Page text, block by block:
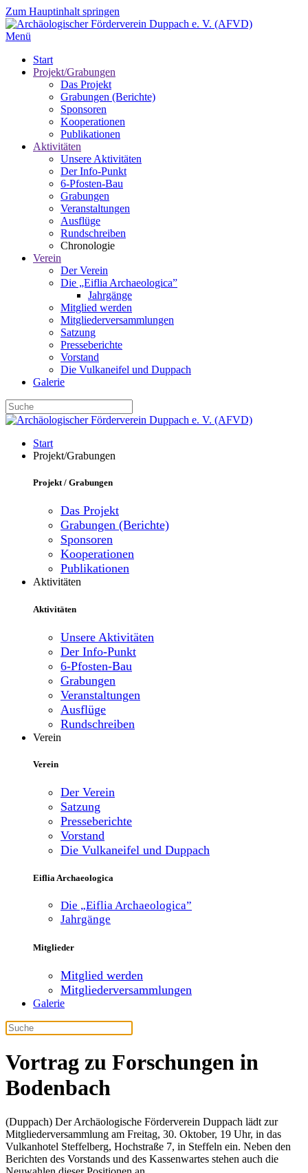
Zum Hauptinhalt springen
Menü
Start
Projekt/Grabungen
Das Projekt
Grabungen (Berichte)
Sponsoren
Kooperationen
Publikationen
Aktivitäten
Unsere Aktivitäten
Der Info-Punkt
6-Pfosten-Bau
Grabungen
Veranstaltungen
Ausflüge
Rundschreiben
Chronologie
Verein
Der Verein
Die „Eiflia Archaeologica”
Jahrgänge
Mitglied werden
Mitgliederversammlungen
Satzung
Presseberichte
Vorstand
Die Vulkaneifel und Duppach
Galerie
Start
Projekt/Grabungen
Projekt / Grabungen
Das Projekt
Grabungen (Berichte)
Sponsoren
Kooperationen
Publikationen
Aktivitäten
Aktivitäten
Unsere Aktivitäten
Der Info-Punkt
6-Pfosten-Bau
Grabungen
Veranstaltungen
Ausflüge
Rundschreiben
Verein
Verein
Der Verein
Satzung
Presseberichte
Vorstand
Die Vulkaneifel und Duppach
Eiflia Archaeologica
Die „Eiflia Archaeologica”
Jahrgänge
Mitglieder
Mitglied werden
Mitgliederversammlungen
Galerie
Vortrag zu Forschungen in
Bodenbach
(Duppach) Der Archäologische Förderverein Duppach lädt zur
Mitgliederversammlung am Freitag, 30. Oktober, 19 Uhr, in das
Vulkanhotel Steffelberg, Hochstraße 7, in Steffeln ein. Neben den
Berichten des Vorstands und des Kassenwartes stehen auch die